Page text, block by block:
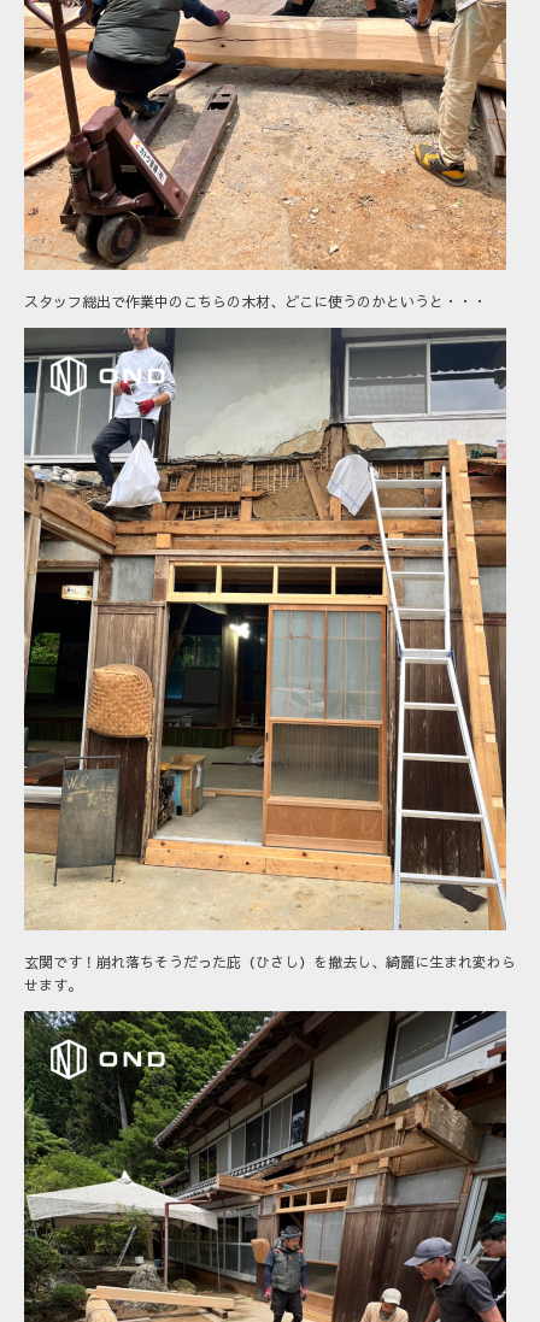
スタッフ総出で作業中のこちらの木材、どこに使うのかというと・・・
玄関です！崩れ落ちそうだった庇（ひさし）を撤去し、綺麗に生まれ変わら
せます。